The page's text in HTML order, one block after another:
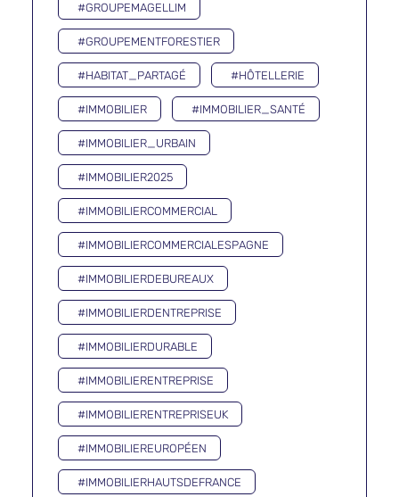
#GROUPEMAGELLIM
#GROUPEMENTFORESTIER
#HABITAT_PARTAGÉ #HÔTELLERIE
#IMMOBILIER #IMMOBILIER_SANTÉ
#IMMOBILIER_URBAIN
#IMMOBILIER2025
#IMMOBILIERCOMMERCIAL
#IMMOBILIERCOMMERCIALESPAGNE
#IMMOBILIERDEBUREAUX
#IMMOBILIERDENTREPRISE
#IMMOBILIERDURABLE
#IMMOBILIERENTREPRISE
#IMMOBILIERENTREPRISEUK
#IMMOBILIEREUROPÉEN
#IMMOBILIERHAUTSDEFRANCE